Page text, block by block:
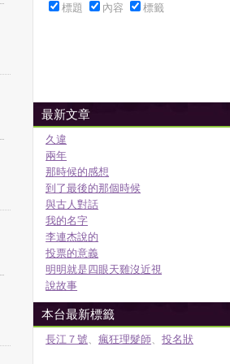
標題 內容 標籤
最新文章
久違
兩年
那時候的感想
到了最後的那個時候
與古人對話
我的名字
李連杰說的
投票的意義
明明就是四眼天雞沒近視
說故事
本台最新標籤
長江７號、瘋狂理髮師、投名狀